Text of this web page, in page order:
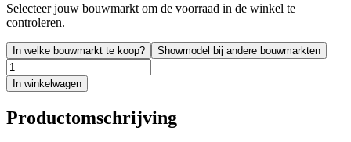
Selecteer jouw bouwmarkt om de voorraad in de winkel te
controleren.
In welke bouwmarkt te koop? Showmodel bij andere bouwmarkten
In winkelwagen
Productomschrijving